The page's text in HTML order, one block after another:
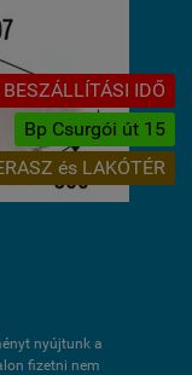
IDŐ
Bp Csurgói út 15
és LAKÓTÉR
nyújtunk a
fizetni nem